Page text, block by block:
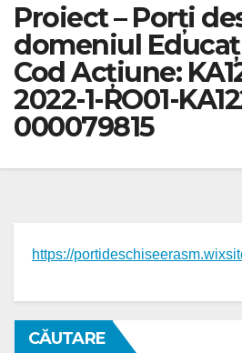
Proiect – Porţi
domeniul
Cod Acțiune:
2022-1-RO01-
000079815
https://
CĂUTARE